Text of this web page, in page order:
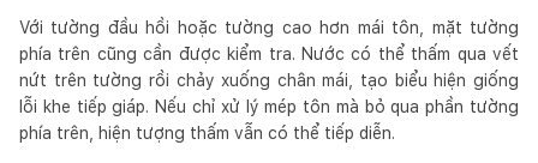
Với tường đầu hồi hoặc tường cao hơn mái tôn, mặt tường
phía trên cũng cần được kiểm tra. Nước có thể thấm qua vết
nứt trên tường rồi chảy xuống chân mái, tạo biểu hiện giống
lỗi khe tiếp giáp. Nếu chỉ xử lý mép tôn mà bỏ qua phần tường
phía trên, hiện tượng thấm vẫn có thể tiếp diễn.